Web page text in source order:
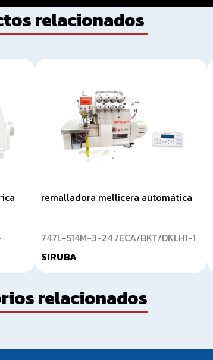
relacionados
remalladora mellicera automática
747L-514M-3-24 /ECA/BKT/DKLH1-1
SIRUBA
relacionados